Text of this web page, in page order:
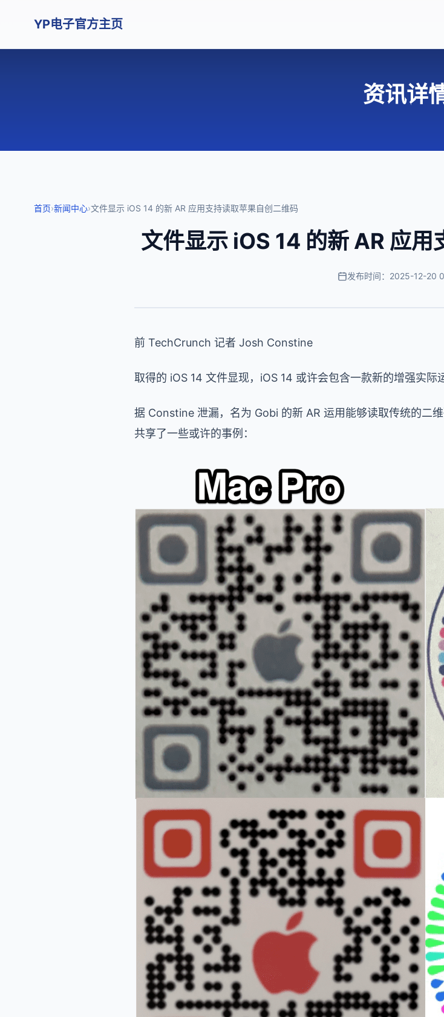
YP电子官方主页
资讯详
首页›新闻中心›文件显示 iOS 14 的新 AR 应用支持读取苹果自创二维码
文件显示 iOS 14 的新 AR 应
发布时间：2025-12-20
前 TechCrunch 记者 Josh Constine
取得的 iOS 14 文件显现，iOS 14 或许会包含一款新的增强实际
据 Constine 泄漏，名为 Gobi 的新 AR 运用能够读取传统的二
共享了一些或许的事例：